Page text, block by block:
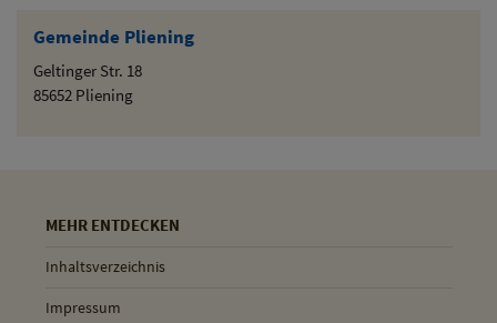
Gemeinde Pliening
Geltinger Str. 18
85652 Pliening
MEHR ENTDECKEN
Inhaltsverzeichnis
Impressum